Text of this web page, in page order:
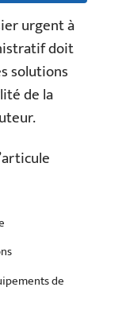
urgent à
doit
solutions
de la
de